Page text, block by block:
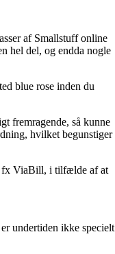
af Smallstuff online
hel del, og endda nogle
blue rose inden du
fremragende, så kunne
hvilket begunstiger
fx ViaBill, i tilfælde af at
undertiden ikke specielt